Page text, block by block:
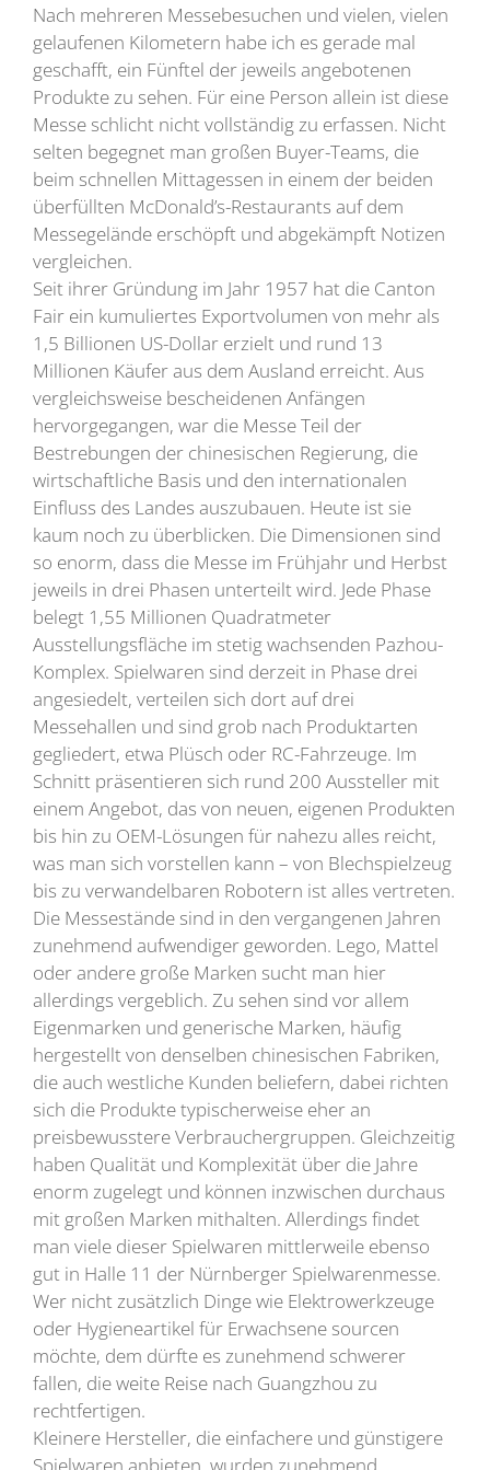
Nach mehreren Messebesuchen und vielen, vielen
gelaufenen Kilometern habe ich es gerade mal
geschafft, ein Fünftel der jeweils angebotenen
Produkte zu sehen. Für eine Person allein ist diese
Messe schlicht nicht vollständig zu erfassen. Nicht
selten begegnet man großen Buyer-Teams, die
beim schnellen Mittagessen in einem der beiden
überfüllten McDonald’s-Restaurants auf dem
Messegelände erschöpft und abgekämpft Notizen
vergleichen.
Seit ihrer Gründung im Jahr 1957 hat die Canton
Fair ein kumuliertes Exportvolumen von mehr als
1,5 Billionen US-Dollar erzielt und rund 13
Millionen Käufer aus dem Ausland erreicht. Aus
vergleichsweise bescheidenen Anfängen
hervorgegangen, war die Messe Teil der
Bestrebungen der chinesischen Regierung, die
wirtschaftliche Basis und den internationalen
Einfluss des Landes auszubauen. Heute ist sie
kaum noch zu überblicken. Die Dimensionen sind
so enorm, dass die Messe im Frühjahr und Herbst
jeweils in drei Phasen unterteilt wird. Jede Phase
belegt 1,55 Millionen Quadratmeter
Ausstellungsfläche im stetig wachsenden Pazhou-
Komplex. Spielwaren sind derzeit in Phase drei
angesiedelt, verteilen sich dort auf drei
Messehallen und sind grob nach Produktarten
gegliedert, etwa Plüsch oder RC-Fahrzeuge. Im
Schnitt präsentieren sich rund 200 Aussteller mit
einem Angebot, das von neuen, eigenen Produkten
bis hin zu OEM-Lösungen für nahezu alles reicht,
was man sich vorstellen kann – von Blechspielzeug
bis zu verwandelbaren Robotern ist alles vertreten.
Die Messestände sind in den vergangenen Jahren
zunehmend aufwendiger geworden. Lego, Mattel
oder andere große Marken sucht man hier
allerdings vergeblich. Zu sehen sind vor allem
Eigenmarken und generische Marken, häufig
hergestellt von denselben chinesischen Fabriken,
die auch westliche Kunden beliefern, dabei richten
sich die Produkte typischerweise eher an
preisbewusstere Verbrauchergruppen. Gleichzeitig
haben Qualität und Komplexität über die Jahre
enorm zugelegt und können inzwischen durchaus
mit großen Marken mithalten. Allerdings findet
man viele dieser Spielwaren mittlerweile ebenso
gut in Halle 11 der Nürnberger Spielwarenmesse.
Wer nicht zusätzlich Dinge wie Elektrowerkzeuge
oder Hygieneartikel für Erwachsene sourcen
möchte, dem dürfte es zunehmend schwerer
fallen, die weite Reise nach Guangzhou zu
rechtfertigen.
Kleinere Hersteller, die einfachere und günstigere
Spielwaren anbieten, wurden zunehmend